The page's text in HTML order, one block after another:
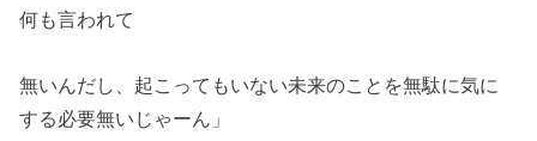
何も言われて
無いんだし、起こってもいない未来のことを無駄に気に
する必要無いじゃーん」